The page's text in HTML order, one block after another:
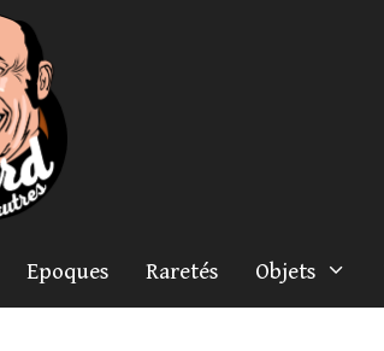
Epoques Raretés Objets